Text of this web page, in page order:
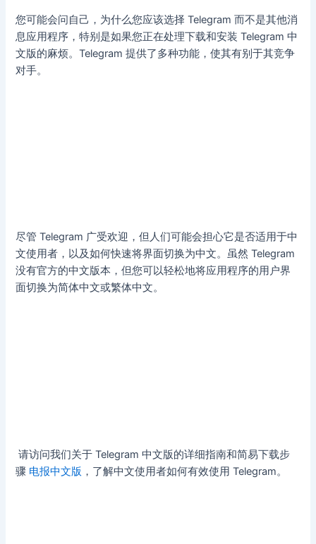
您可能会问自己，为什么您应该选择 Telegram 而不是其他消
息应用程序，特别是如果您正在处理下载和安装 Telegram 中
文版的麻烦。Telegram 提供了多种功能，使其有别于其竞争
对手。
尽管 Telegram 广受欢迎，但人们可能会担心它是否适用于中
文使用者，以及如何快速将界面切换为中文。虽然 Telegram
没有官方的中文版本，但您可以轻松地将应用程序的用户界
面切换为简体中文或繁体中文。
请访问我们关于 Telegram 中文版的详细指南和简易下载步
骤 电报中文版 ，了解中文使用者如何有效使用 Telegram。